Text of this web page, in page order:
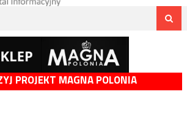
PROJEKT MAGNA POLONIA